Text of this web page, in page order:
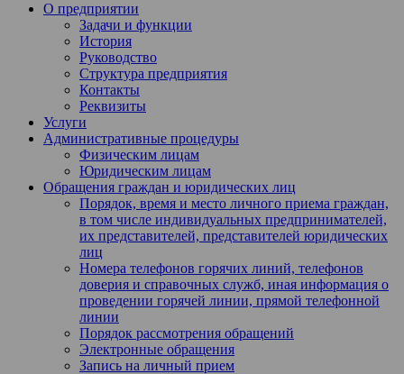
О предприятии
Задачи и функции
История
Руководство
Структура предприятия
Контакты
Реквизиты
Услуги
Административные процедуры
Физическим лицам
Юридическим лицам
Обращения граждан и юридических лиц
Порядок, время и место личного приема граждан,
в том числе индивидуальных предпринимателей,
их представителей, представителей юридических
лиц
Номера телефонов горячих линий, телефонов
доверия и справочных служб, иная информация о
проведении горячей линии, прямой телефонной
линии
Порядок рассмотрения обращений
Электронные обращения
Запись на личный прием